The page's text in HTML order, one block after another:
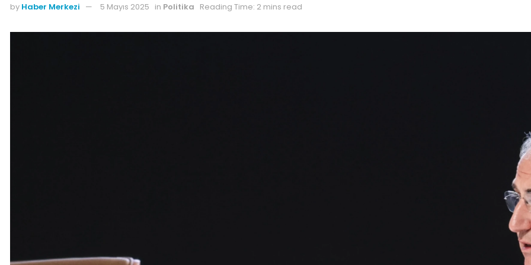
by Haber Merkezi 5 Mayıs 2025 in Politika Reading Time: 2 mins read